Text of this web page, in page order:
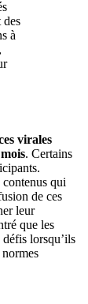
des
à
virales
. Certains
qui
de ces
leur
que les
lorsqu’ils